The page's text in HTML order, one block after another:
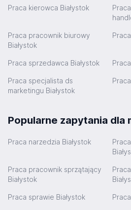
Praca kierowca Białystok
Praca pracownik biurowy
Białystok
Praca sprzedawca Białystok
Praca specjalista ds
marketingu Białystok
Popularne zapytania dla
Praca narzedzia Białystok
Praca pracownik sprzątający
Białystok
Praca sprawie Białystok